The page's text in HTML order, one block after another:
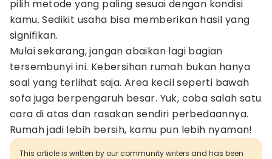
pilih metode yang paling sesuai dengan kondisi
kamu. Sedikit usaha bisa memberikan hasil yang
signifikan.
Mulai sekarang, jangan abaikan lagi bagian
tersembunyi ini. Kebersihan rumah bukan hanya
soal yang terlihat saja. Area kecil seperti bawah
sofa juga berpengaruh besar. Yuk, coba salah satu
cara di atas dan rasakan sendiri perbedaannya.
Rumah jadi lebih bersih, kamu pun lebih nyaman!
This article is written by our community writers and has been